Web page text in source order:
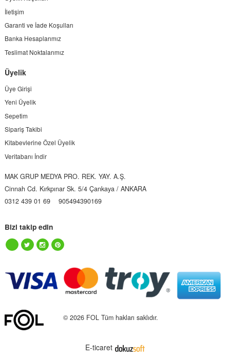
İletişim
Garanti ve İade Koşulları
Banka Hesaplarımız
Teslimat Noktalarımız
Üyelik
Üye Girişi
Yeni Üyelik
Sepetim
Sipariş Takibi
Kitabevlerine Özel Üyelik
Veritabanı İndir
MAK GRUP MEDYA PRO. REK. YAY. A.Ş.
Cinnah Cd. Kırkpınar Sk. 5/4 Çankaya / ANKARA
0312 439 01 69
905494390169
Bizi takip edin
© 2026 FOL Tüm hakları saklıdır.
E-ticaret